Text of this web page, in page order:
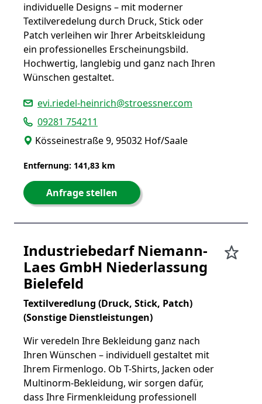
individuelle Designs – mit moderner
Textilveredelung durch Druck, Stick oder
Patch verleihen wir Ihrer Arbeitskleidung
ein professionelles Erscheinungsbild.
Hochwertig, langlebig und ganz nach Ihren
Wünschen gestaltet.
evi.riedel-heinrich@stroessner.com
09281 754211
Kösseinestraße 9, 95032 Hof/Saale
Entfernung: 141,83 km
Anfrage stellen
Industriebedarf Niemann-
Laes GmbH Niederlassung
Bielefeld
Textilveredlung (Druck, Stick, Patch)
(Sonstige Dienstleistungen)
Wir veredeln Ihre Bekleidung ganz nach
Ihren Wünschen – individuell gestaltet mit
Ihrem Firmenlogo. Ob T-Shirts, Jacken oder
Multinorm-Bekleidung, wir sorgen dafür,
dass Ihre Firmenkleidung professionell